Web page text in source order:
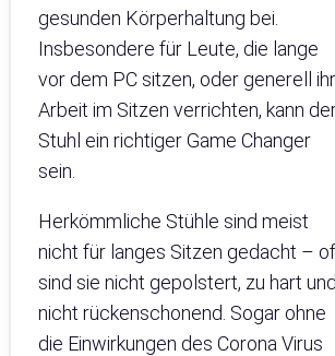
gesunden Körperhaltung bei.
Insbesondere für Leute, die lange
vor dem PC sitzen, oder generell
Arbeit im Sitzen verrichten, kann
Stuhl ein richtiger Game Changer
sein.
Herkömmliche Stühle sind meist
nicht für langes Sitzen gedacht –
sind sie nicht gepolstert, zu hart und
nicht rückenschonend. Sogar ohne
die Einwirkungen des Corona Virus